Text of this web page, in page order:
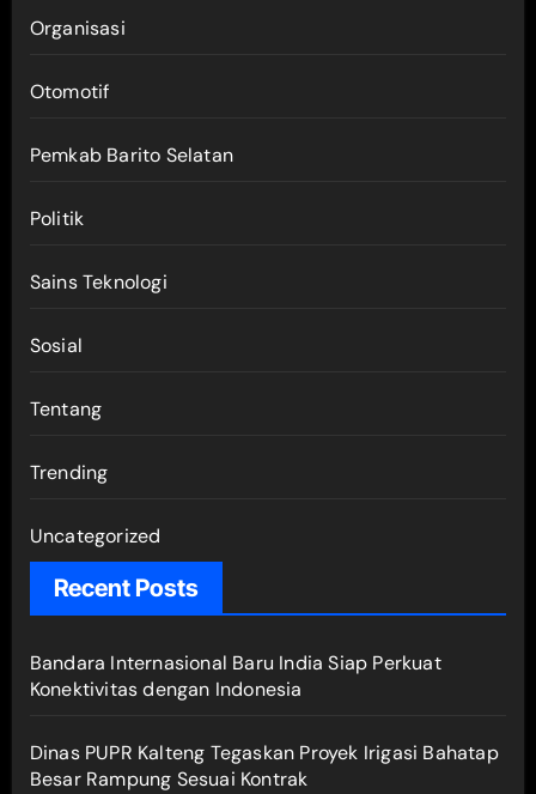
Organisasi
Otomotif
Pemkab Barito Selatan
Politik
Sains Teknologi
Sosial
Tentang
Trending
Uncategorized
Recent Posts
Bandara Internasional Baru India Siap Perkuat
Konektivitas dengan Indonesia
Dinas PUPR Kalteng Tegaskan Proyek Irigasi Bahatap
Besar Rampung Sesuai Kontrak